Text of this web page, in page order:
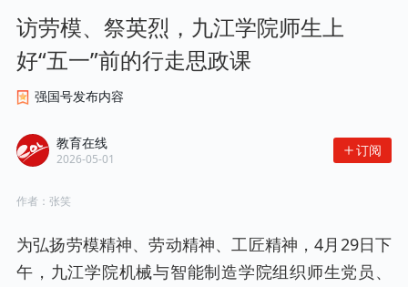
访劳模、祭英烈，九江学院师生上
好“五一”前的行走思政课
强国号发布内容
教育在线
2026-05-01
订阅
作者： 张笑
为弘扬劳模精神、劳动精神、工匠精神，4月29日下
午，九江学院机械与智能制造学院组织师生党员、